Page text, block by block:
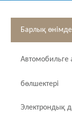
Барлық
Автомобильге
бөлшектері
Электрондық